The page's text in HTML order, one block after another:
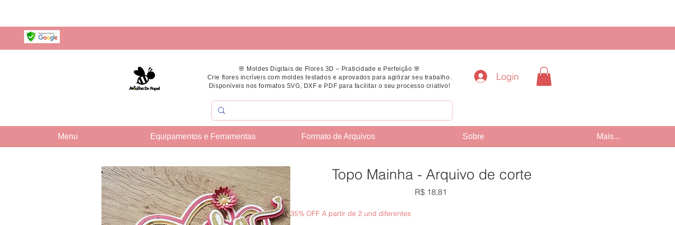
🌸 Moldes Digitais de Flores 3D – Praticidade e Perfeição 🌸
Crie flores incríveis com moldes testados e aprovados para agilizar seu trabalho.
Disponíveis nos formatos SVG, DXF e PDF para facilitar o seu processo criativo!
Login
Menu Equipamentos e Ferramentas Formato de Arquivos Sobre Mais...
Topo Mainha - Arquivo de corte
R$ 18,81
35% OFF A partir de 2 und diferentes